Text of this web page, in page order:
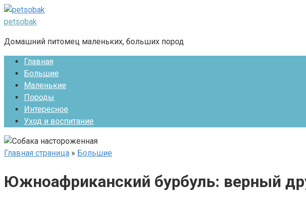
Перейти
к
petsobak
Домашний питомец маленьких, больших пород
Главная
Большие
Маленькие
Породы
Интересное
Уход и воспитание
Главная страница » Большие
Южноафриканский бурбуль: верный